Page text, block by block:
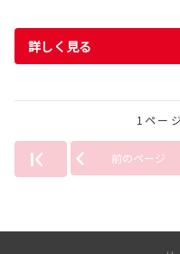
詳しく見る
1ペー
前のページ